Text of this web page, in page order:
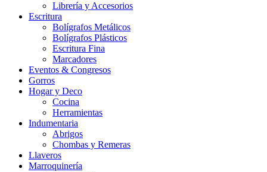
Librería y Accesorios
Escritura
Bolígrafos Metálicos
Bolígrafos Plásticos
Escritura Fina
Marcadores
Eventos & Congresos
Gorros
Hogar y Deco
Cocina
Herramientas
Indumentaria
Abrigos
Chombas y Remeras
Llaveros
Marroquinería